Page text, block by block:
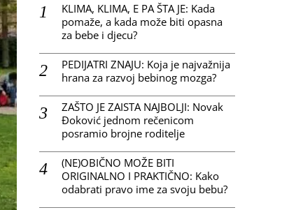
KLIMA, KLIMA, E PA ŠTA JE: Kada
pomaže, a kada može biti opasna
za bebe i djecu?
PEDIJATRI ZNAJU: Koja je najvažnija
hrana za razvoj bebinog mozga?
ZAŠTO JE ZAISTA NAJBOLJI: Novak
Đoković jednom rečenicom
posramio brojne roditelje
(NE)OBIČNO MOŽE BITI
ORIGINALNO I PRAKTIČNO: Kako
odabrati pravo ime za svoju bebu?